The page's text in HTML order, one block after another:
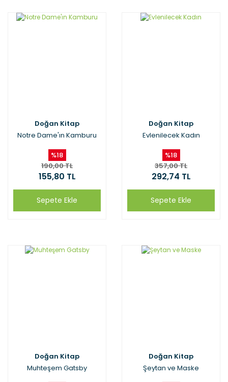
Doğan Kitap
Notre Dame'ın Kamburu
%18
190,00 TL
155,80 TL
Sepete Ekle
Doğan Kitap
Evlenilecek Kadın
%18
357,00 TL
292,74 TL
Sepete Ekle
Doğan Kitap
Muhteşem Gatsby
Doğan Kitap
Şeytan ve Maske